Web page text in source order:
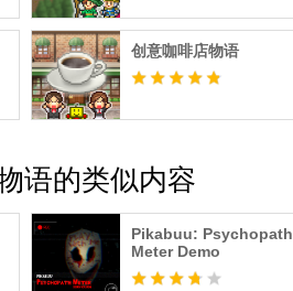
创意咖啡店物语
语的类似内容
Pikabuu: Psychopath
Meter Demo